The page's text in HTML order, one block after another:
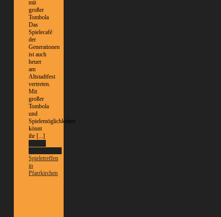
mit
großer
Tombola
Das
Spielecafé
der
Generationen
ist auch
heuer
am
Altstadtfest
vertreten.
Mit
großer
Tombola
und
Spielemöglichkeiten
könnt
ihr [...]
Spieletreffen
in
Pfarrkirchen